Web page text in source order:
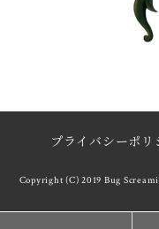
プライバシーポリ
Copyright (C) 2019 Bug